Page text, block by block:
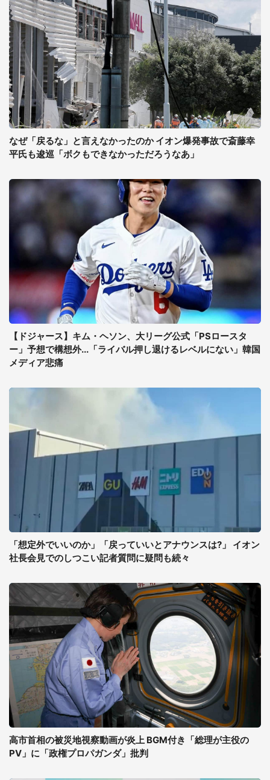
なぜ「戻るな」と言えなかったのか イオン爆発事故で斎藤幸
平氏も逡巡「ボクもできなかっただろうなあ」
【ドジャース】キム・ヘソン、大リーグ公式「PSロースタ
ー」予想で構想外...「ライバル押し退けるレベルにない」韓国
メディア悲痛
「想定外でいいのか」「戻っていいとアナウンスは?」 イオン
社長会見でのしつこい記者質問に疑問も続々
高市首相の被災地視察動画が炎上 BGM付き「総理が主役の
PV」に「政権プロパガンダ」批判